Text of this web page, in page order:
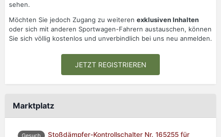
sehen.
Möchten Sie jedoch Zugang zu weiteren exklusiven Inhalten
oder sich mit anderen Sportwagen-Fahrern austauschen, können
Sie sich völlig kostenlos und unverbindlich bei uns neu anmelden.
JETZT REGISTRIEREN
Marktplatz
Gesuch
Stoßdämpfer-Kontrollschalter Nr. 165255 für